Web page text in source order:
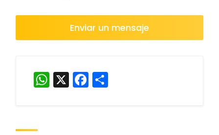
Enviar un mensaje
WhatsApp
X Facebook